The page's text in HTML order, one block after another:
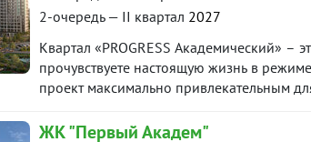
2-очередь — II квартал 2027
Квартал «PROGRESS Академический» –
прочувствуете настоящую жизнь в
проект максимально привлекательным
уникальное экологически чистое
ЖК "Первый Академ"